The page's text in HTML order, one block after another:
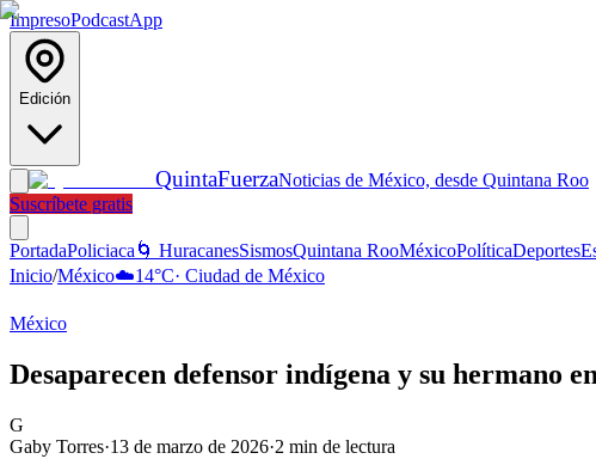
ImpresoPodcastApp
Edición
QuintaFuerzaNoticias de México, desde Quintana Roo
Suscríbete gratis
PortadaPoliciaca 🌀 HuracanesSismosQuintana RooMéxicoPolíticaDeportes
Inicio/México☁️14°C· Ciudad de México
México
Desaparecen defensor indígena y su hermano
G
Gaby Torres·13 de marzo de 2026·2 min de lectura